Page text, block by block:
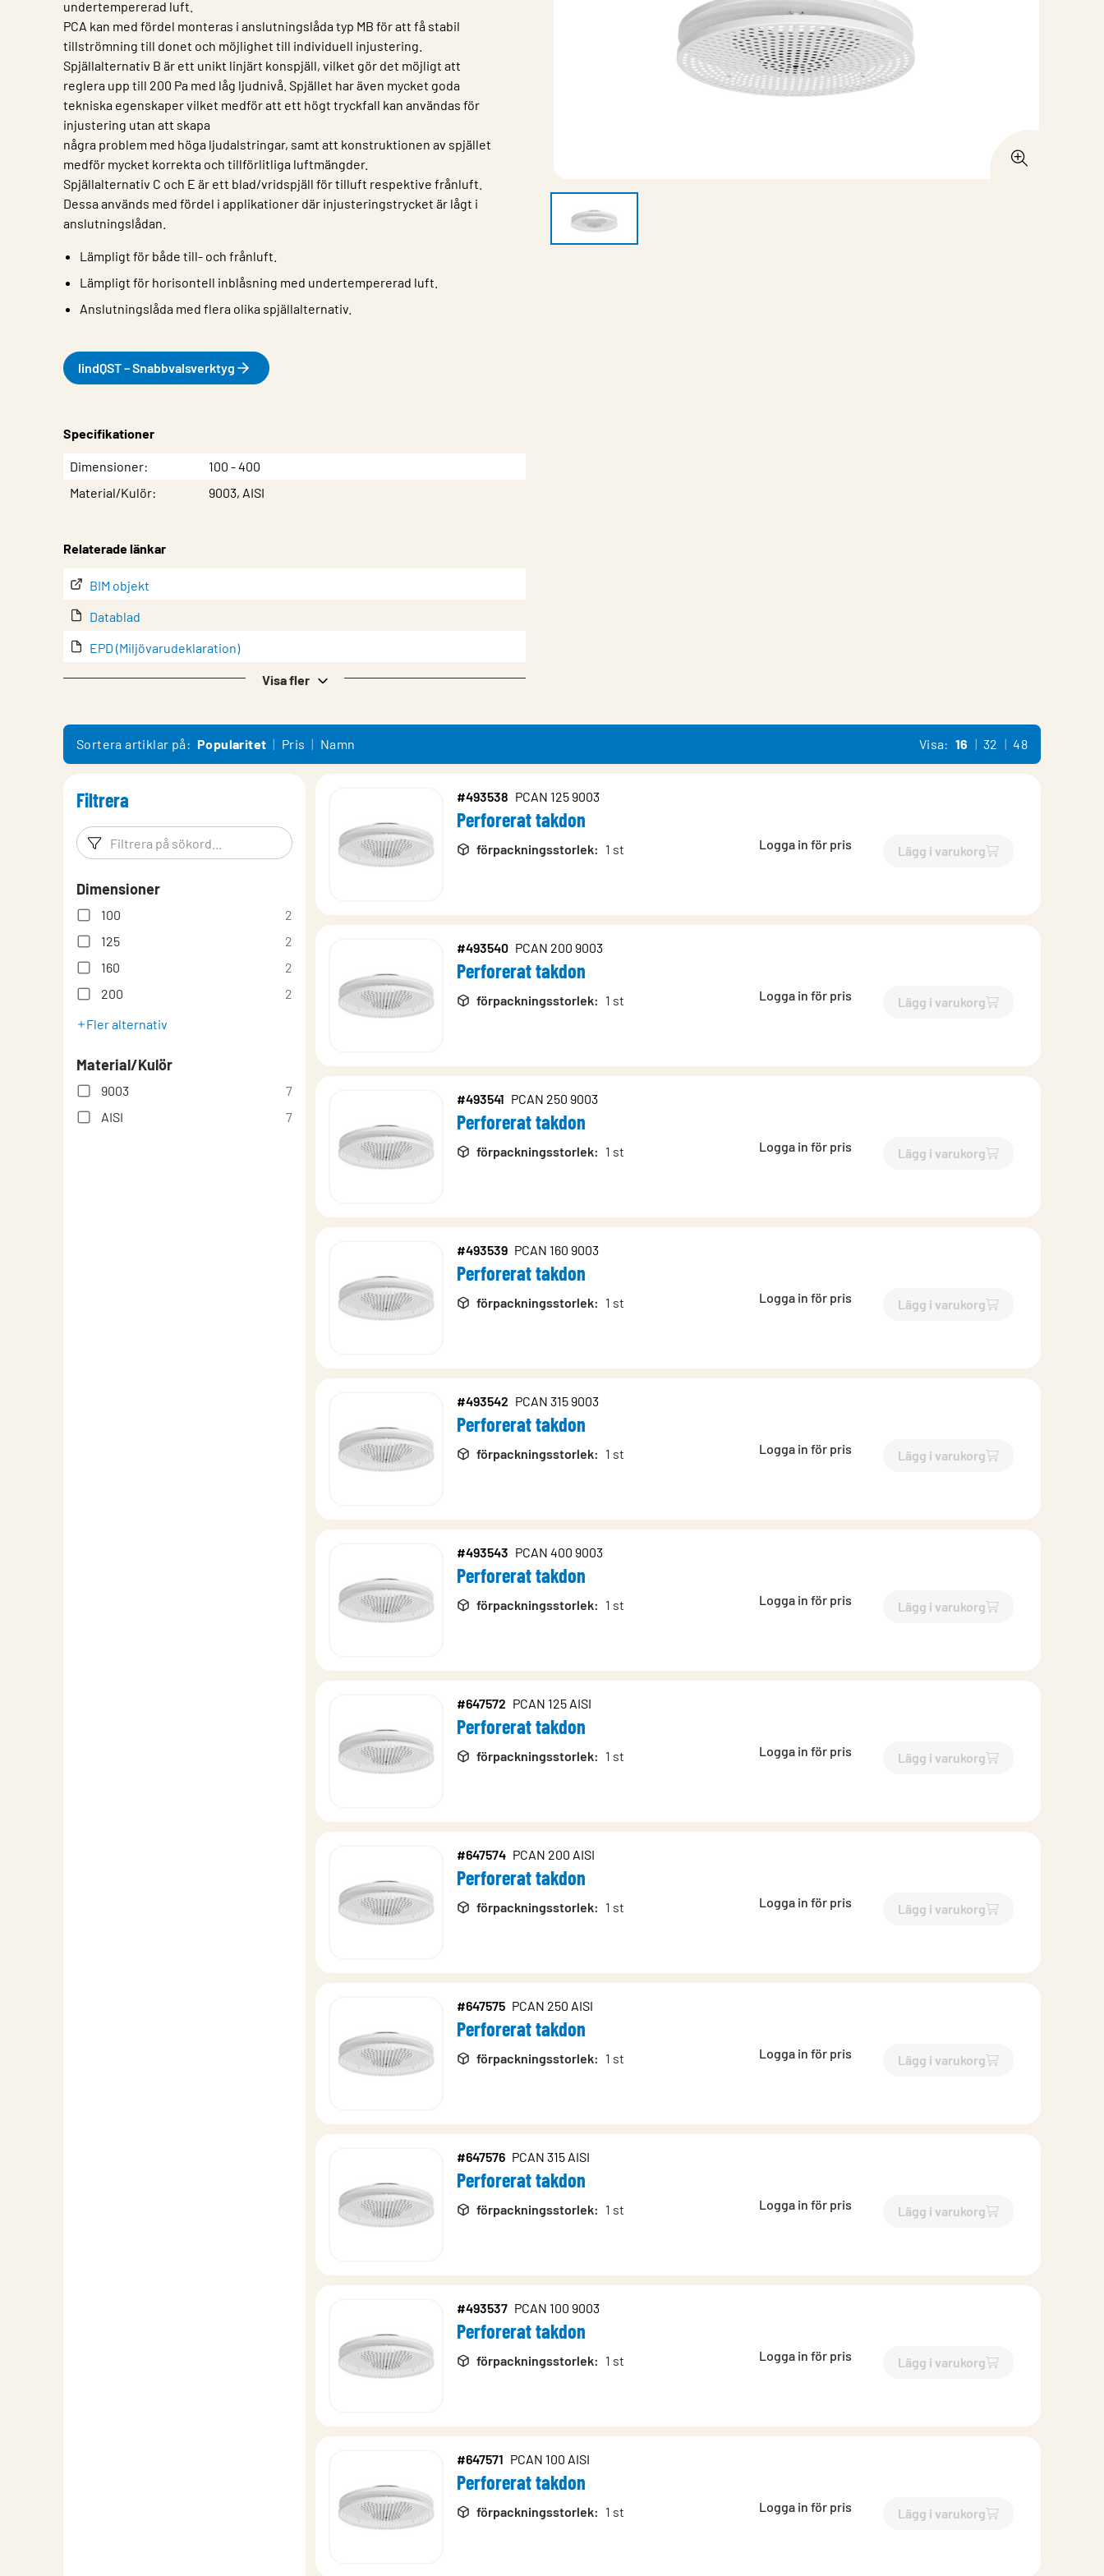
undertempererad luft.
PCA kan med fördel monteras i anslutningslåda typ MB för att få stabil
tillströmning till donet och möjlighet till individuell injustering.
Spjällalternativ B är ett unikt linjärt konspjäll, vilket gör det möjligt att
reglera upp till 200 Pa med låg ljudnivå. Spjället har även mycket goda
tekniska egenskaper vilket medför att ett högt tryckfall kan användas för
injustering utan att skapa
några problem med höga ljudalstringar, samt att konstruktionen av spjället
medför mycket korrekta och tillförlitliga luftmängder.
Spjällalternativ C och E är ett blad/vridspjäll för tilluft respektive frånluft.
Dessa används med fördel i applikationer där injusteringstrycket är lågt i
anslutningslådan.
Lämpligt för både till- och frånluft.
Lämpligt för horisontell inblåsning med undertempererad luft.
Anslutningslåda med flera olika spjällalternativ.
lindQST – Snabbvalsverktyg
Specifikationer
EgenskapVärde
Dimensioner
100 - 400
Material/Kulör
9003, AISI
Relaterade länkar
BIM objekt
Datablad
EPD (Miljövarudeklaration)
EPD-värden för galvaniserat stål (filtyp: .xlsx)
Produktöversikt
Visa fler
Sortera artiklar på: Popularitet Pris Namn Visa: 16 32 48
Filtrera
Filtreringsord Filtrera produkter
Dimensioner
100
2
125
2
160
2
200
2
Fler alternativ
Material/Kulör
9003
7
AISI
7
#493538 PCAN 125 9003
Perforerat takdon
förpackningsstorlek: 1 st Logga in för pris Lägg i varukorg
`$Lägg till
#493540 PCAN 200 9003
Perforerat takdon
förpackningsstorlek: 1 st Logga in för pris Lägg i varukorg
`$Lägg till
#493541 PCAN 250 9003
Perforerat takdon
förpackningsstorlek: 1 st Logga in för pris Lägg i varukorg
`$Lägg till
#493539 PCAN 160 9003
Perforerat takdon
förpackningsstorlek: 1 st Logga in för pris Lägg i varukorg
`$Lägg till
#493542 PCAN 315 9003
Perforerat takdon
förpackningsstorlek: 1 st Logga in för pris Lägg i varukorg
`$Lägg till
#493543 PCAN 400 9003
Perforerat takdon
förpackningsstorlek: 1 st Logga in för pris Lägg i varukorg
`$Lägg till
#647572 PCAN 125 AISI
Perforerat takdon
förpackningsstorlek: 1 st Logga in för pris Lägg i varukorg
`$Lägg till
#647574 PCAN 200 AISI
Perforerat takdon
förpackningsstorlek: 1 st Logga in för pris Lägg i varukorg
`$Lägg till
#647575 PCAN 250 AISI
Perforerat takdon
förpackningsstorlek: 1 st Logga in för pris Lägg i varukorg
`$Lägg till
#647576 PCAN 315 AISI
Perforerat takdon
förpackningsstorlek: 1 st Logga in för pris Lägg i varukorg
`$Lägg till
#493537 PCAN 100 9003
Perforerat takdon
förpackningsstorlek: 1 st Logga in för pris Lägg i varukorg
`$Lägg till
#647571 PCAN 100 AISI
Perforerat takdon
förpackningsstorlek: 1 st Logga in för pris Lägg i varukorg
`$Lägg till